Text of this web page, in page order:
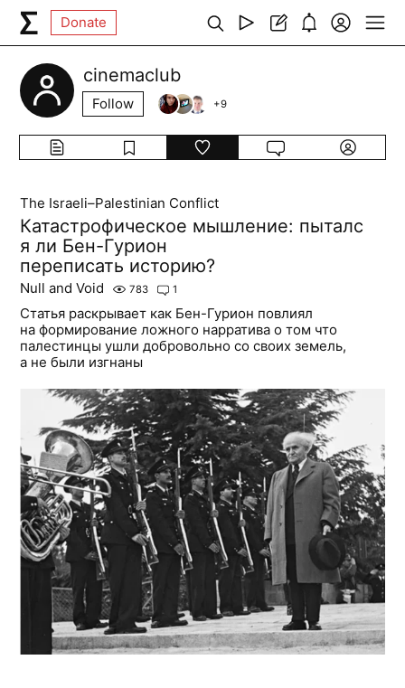
Donate
cinemaclub
Follow +9
The Israeli–Palestinian Conflict
Катастрофическое мышление: пыталс
я ли Бен-Гурион
переписать историю?
Null and Void 783 1
Статья раскрывает как Бен-Гурион повлиял
на формирование ложного нарратива о том что
палестинцы ушли добровольно со своих земель,
а не были изгнаны